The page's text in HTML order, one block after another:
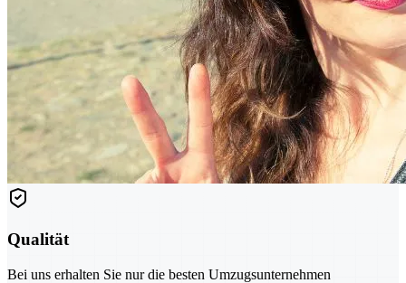
Qualität
Bei uns erhalten Sie nur die besten Umzugsunternehmen